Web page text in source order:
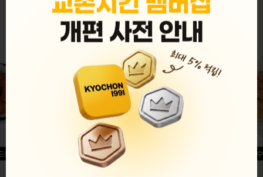
MENU
글윙
반반순살[레드+허니]
허니옥